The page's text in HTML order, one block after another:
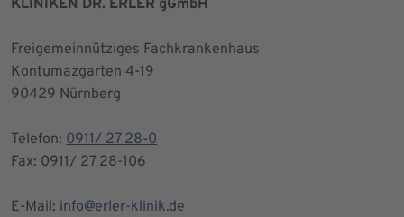
KLINIKEN DR. ERLER gGmbH
Freigemeinnütziges Fachkrankenhaus
Kontumazgarten 4-19
90429 Nürnberg
Telefon: 0911/ 27 28-0
Fax: 0911/ 27 28-106
E-Mail: info@erler-klinik.de